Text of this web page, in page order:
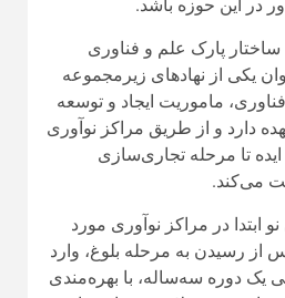
از این شرکت‌ها به
و در کنار آن‌ها، شرکت‌های
مجموعه‌های موفق مسیر
عرصه‌های مهم نوآوری دانست و
خلاق از بخش‌هایی هستند که در
کشور قرار گرفته‌اند، اما
این حوزه در پارک علم و
و ظرفیت‌های فراوانی برای